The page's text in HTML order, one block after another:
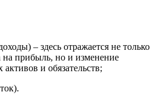
– здесь отражается не только
на прибыль, но и изменение
и обязательств;